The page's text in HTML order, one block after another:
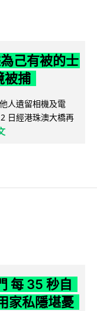
己有被的士
被捕
人遺留相機及電
日經港珠澳大橋再
每 35 秒自
家私隱堪憂